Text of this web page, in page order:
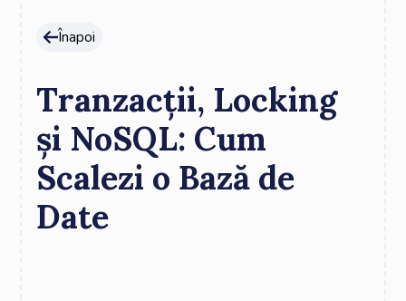
Înapoi
Tranzacții, Locking
și NoSQL: Cum
Scalezi o Bază de
Date